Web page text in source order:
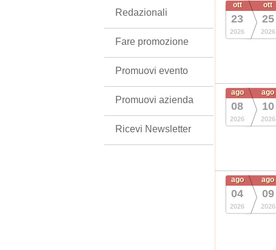
ott
23
2026
ott
25
2026
ago
08
2026
ago
10
2026
ago
04
2026
ago
09
2026
Redazionali
Fare promozione
Promuovi evento
Promuovi azienda
Ricevi Newsletter